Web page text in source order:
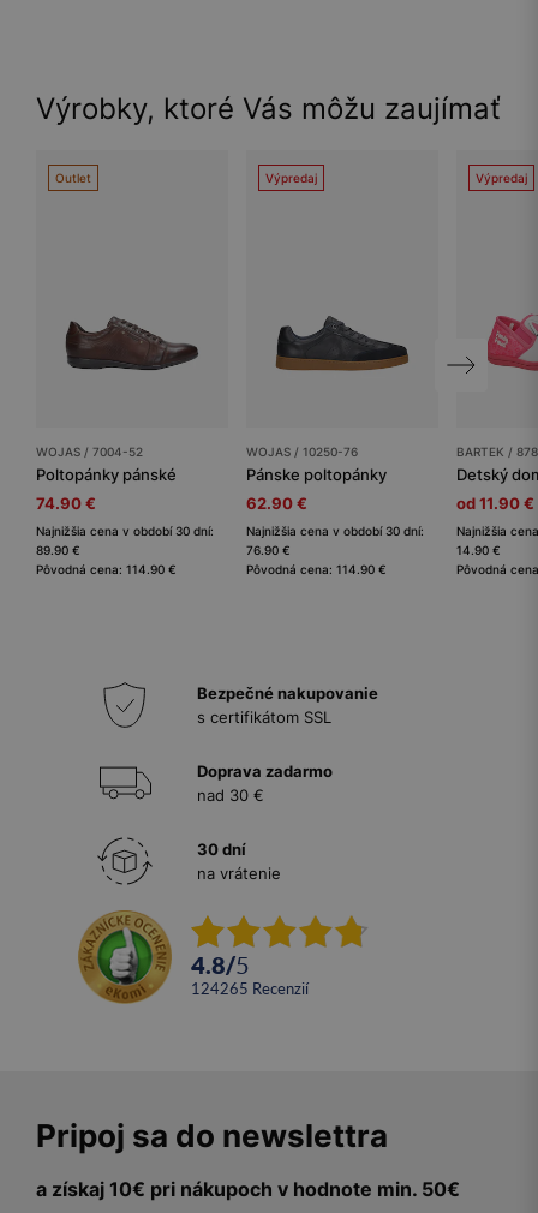
Výrobky, ktoré Vás môžu zaujímať
Outlet
WOJAS / 7004-52
Poltopánky pánské
74.90 €
Najnižšia cena v období 30 dní:
89.90 €
Pôvodná cena: 114.90 €
Výpredaj
WOJAS / 10250-76
Pánske poltopánky
62.90 €
Najnižšia cena v období 30 dní:
76.90 €
Pôvodná cena: 114.90 €
Výpredaj
BARTEK /
od 11.90 €
Najnižšia
14.90 €
Pôvodná
Bezpečné nakupovanie
s certifikátom SSL
Doprava zadarmo
nad 30 €
30 dní
na vrátenie
4.8/5
124265 recenzií
Pripoj sa do newslettra
a získaj 10€ pri nákupoch v hodnote min. 50€